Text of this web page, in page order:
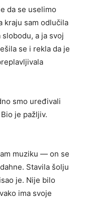
da se uselimo
kraju sam odlučila
a ja svoj
se i rekla da je
smo uređivali
je pažljiv.
muziku — on se
Stavila šolju
je. Nije bilo
ima svoje